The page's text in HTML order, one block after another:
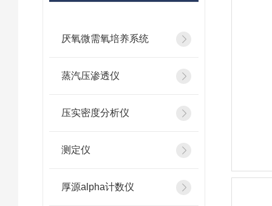
厌氧微需氧培养系统
蒸汽压渗透仪
压实密度分析仪
测定仪
厚源alpha计数仪